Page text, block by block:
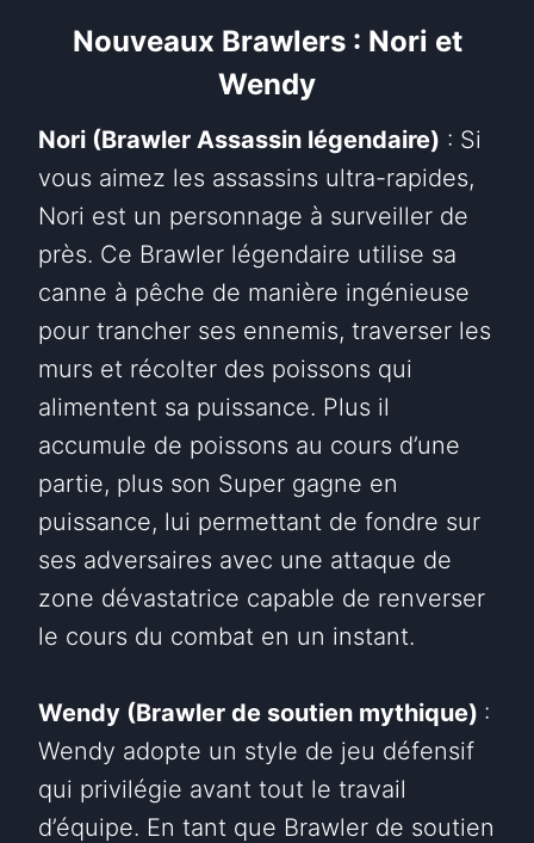
Nouveaux Brawlers : Nori et
Wendy
Nori (Brawler Assassin légendaire) : Si
vous aimez les assassins ultra-rapides,
Nori est un personnage à surveiller de
près. Ce Brawler légendaire utilise sa
canne à pêche de manière ingénieuse
pour trancher ses ennemis, traverser les
murs et récolter des poissons qui
alimentent sa puissance. Plus il
accumule de poissons au cours d’une
partie, plus son Super gagne en
puissance, lui permettant de fondre sur
ses adversaires avec une attaque de
zone dévastatrice capable de renverser
le cours du combat en un instant.
Wendy (Brawler de soutien mythique) :
Wendy adopte un style de jeu défensif
qui privilégie avant tout le travail
d’équipe. En tant que Brawler de soutien